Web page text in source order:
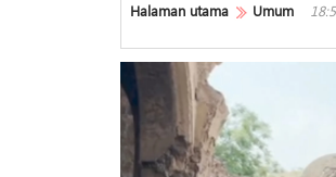
Halaman utama Umum